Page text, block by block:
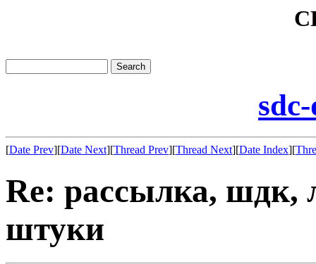
[Date Prev][Date Next][Thread Prev][Thread Next][Date Index][
Re: рассылка, шдк,
штуки